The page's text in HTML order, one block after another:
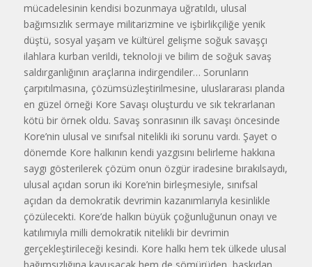
mücadelesinin kendisi bozunmaya uğratıldı, ulusal
bağımsızlık sermaye militarizmine ve işbirlikçiliğe yenik
düştü, sosyal yaşam ve kültürel gelişme soğuk savaşçı
ilahlara kurban verildi, teknoloji ve bilim de soğuk savaş
saldırganlığının araçlarına indirgendiler… Sorunların
çarpıtılmasına, çözümsüzleştirilmesine, uluslararası planda
en güzel örneği Kore Savaşı oluşturdu ve sık tekrarlanan
kötü bir örnek oldu. Savaş sonrasının ilk savaşı öncesinde
Kore’nin ulusal ve sınıfsal nitelikli iki sorunu vardı. Şayet o
dönemde Kore halkının kendi yazgısını belirleme hakkına
saygı gösterilerek çözüm onun özgür iradesine bırakılsaydı,
ulusal açıdan sorun iki Kore’nin birleşmesiyle, sınıfsal
açıdan da demokratik devrimin kazanımlarıyla kesinlikle
çözülecekti. Kore’de halkın büyük çoğunluğunun onayı ve
katılımıyla milli demokratik nitelikli bir devrimin
gerçekleştirileceği kesindi. Kore halkı hem tek ülkede ulusal